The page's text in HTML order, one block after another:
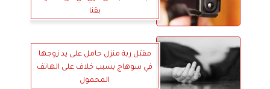
بقنا
مقتل ربة منزل حامل على يد زوجها
في سوهاج بسبب خلاف على الهاتف
المحمول